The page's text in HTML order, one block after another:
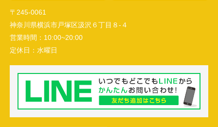
〒245-0061
神奈川県横浜市戸塚区汲沢６丁目８-４
営業時間： 10:00~20:00
定休日： 水曜日